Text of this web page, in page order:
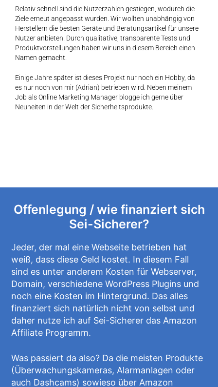
Relativ schnell sind die Nutzerzahlen gestiegen, wodurch die
Ziele erneut angepasst wurden. Wir wollten unabhängig von
Herstellern die besten Geräte und Beratungsartikel für unsere
Nutzer anbieten. Durch qualitative, transparente Tests und
Produktvorstellungen haben wir uns in diesem Bereich einen
Namen gemacht.
Einige Jahre später ist dieses Projekt nur noch ein Hobby, da
es nur noch von mir (Adrian) betrieben wird. Neben meinem
Job als Online Marketing Manager blogge ich gerne über
Neuheiten in der Welt der Sicherheitsprodukte.
Offenlegung / wie finanziert sich
Sei-Sicherer?
Jeder, der mal eine Webseite betrieben hat
weiß, dass diese Geld kostet. In diesem Fall
sind es unter anderem Kosten für Webserver,
Domain, verschiedene WordPress Plugins und
noch eine Kosten im Hintergrund. Das alles
finanziert sich natürlich nicht von selbst und
daher nutze ich auf Sei-Sicherer das Amazon
Affiliate Programm.
Was passiert da also? Da die meisten Produkte
(Überwachungskameras, Alarmanlagen oder
auch Dashcams) sowieso über Amazon